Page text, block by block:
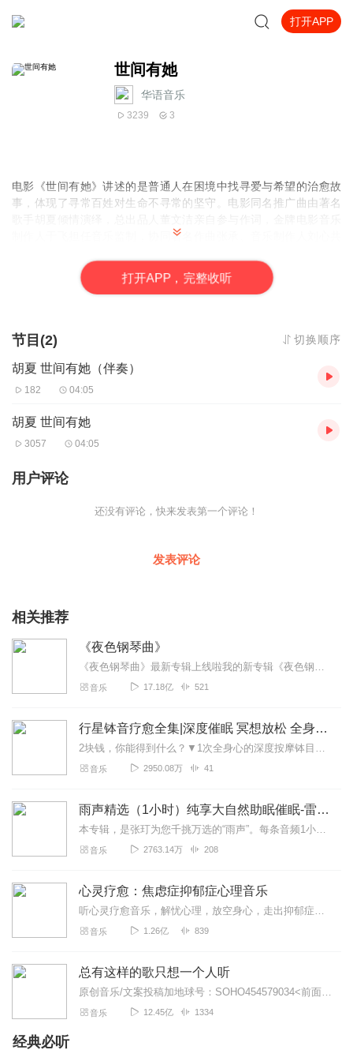
打开APP
世间有她
华语音乐
3239 3
电影《世间有她》讲述的是普通人在困境中找寻爱与希望的治愈故
事，体现了寻常百姓对生命不寻常的坚守。电影同名推广曲由著名
制作人于飞担任音乐监制，协同著名作曲张承、音乐制作人刘心共
旨在通过音乐给抵御困境的每个人送上的一首赞歌。扛过艰难不放
弃，全力付出不认输，一起打败生活的难！
打开APP，完整收听
节目(2) 切换顺序
胡夏 世间有她（伴奏）
182 04:05
胡夏 世间有她
3057 04:05
用户评论
还没有评论，快来发表第一个评论！
发表评论
相关推荐
《夜色钢琴曲》
《夜色钢琴曲》最新专辑上线啦我的新专辑《夜色钢琴曲最新专辑》（点击跳转）已经上线，新专辑是《夜色钢琴曲》的升级版，我精选了诸多经典原创作品与大家分享，愿未来...
音乐 17.18亿 521
行星钵音疗愈全集|深度催眠 冥想放松 全身心深度按摩
2块钱，你能得到什么？▼1次全身心的深度按摩钵目前已广泛地被应用于美容Spa和按摩养生馆的疗程中，许多疗愈师使用铜钵在身体上，发现5分钟铜钵按摩的深度放松，效...
音乐 2950.08万 41
雨声精选（1小时）纯享大自然助眠催眠-雷雨声，下雨
本专辑，是张玎为您千挑万选的“雨声”。每条音频1小时，中间没有打扰。有轻柔细雨、淅淅沥沥；雨滴入水，滴答作响；隐隐雷声，隆隆为伴；流水潺潺，映入耳畔。这里没有音...
音乐 2763.14万 208
心灵疗愈：焦虑症抑郁症心理音乐
听心灵疗愈音乐，解忧心理，放空身心，走出抑郁症、焦虑症、恐惧症等情绪困扰。疗愈音乐=心灵养生最有效的聆听建议：步骤一、选择安静的环境，闭目静卧或坐。步骤二、根据...
音乐 1.26亿 839
总有这样的歌只想一个人听
原创音乐/文案投稿加地球号：SOHO454579034<前面英文是大写>带上你的音乐和故事与我们相遇..每一位小伙伴的经历都是我们创作的源头..
音乐 12.45亿 1334
经典必听